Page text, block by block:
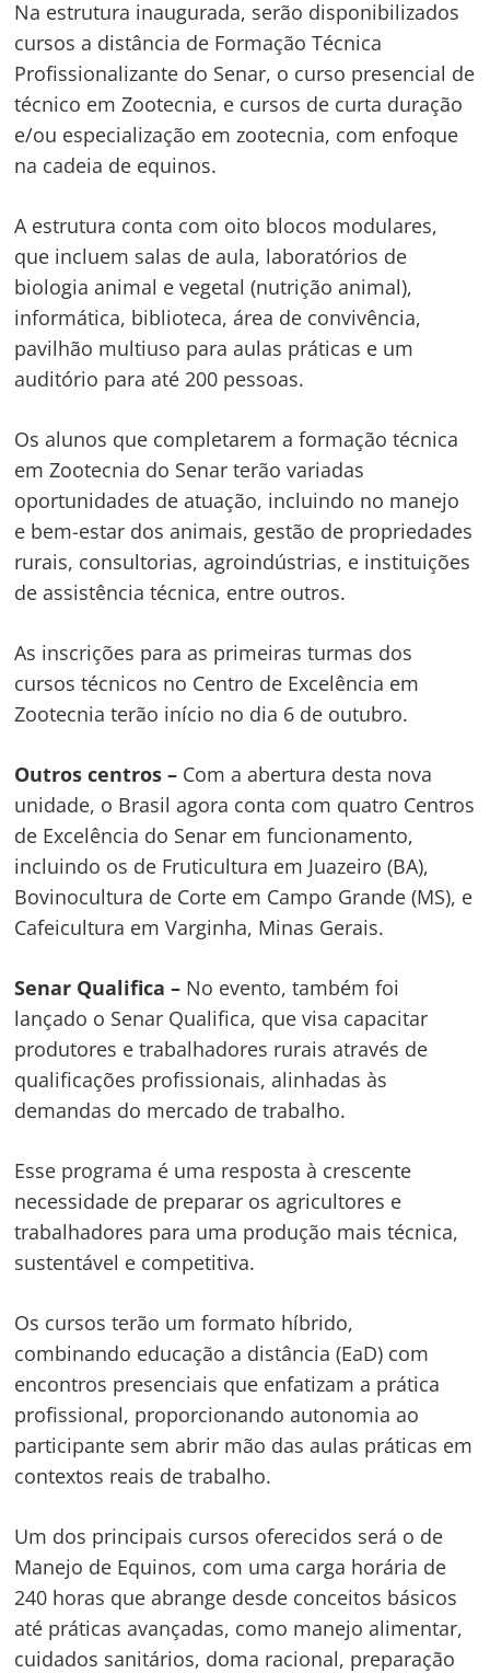
Na estrutura inaugurada, serão disponibilizados
cursos a distância de Formação Técnica
Profissionalizante do Senar, o curso presencial de
técnico em Zootecnia, e cursos de curta duração
e/ou especialização em zootecnia, com enfoque
na cadeia de equinos.
A estrutura conta com oito blocos modulares,
que incluem salas de aula, laboratórios de
biologia animal e vegetal (nutrição animal),
informática, biblioteca, área de convivência,
pavilhão multiuso para aulas práticas e um
auditório para até 200 pessoas.
Os alunos que completarem a formação técnica
em Zootecnia do Senar terão variadas
oportunidades de atuação, incluindo no manejo
e bem-estar dos animais, gestão de propriedades
rurais, consultorias, agroindústrias, e instituições
de assistência técnica, entre outros.
As inscrições para as primeiras turmas dos
cursos técnicos no Centro de Excelência em
Zootecnia terão início no dia 6 de outubro.
Outros centros – Com a abertura desta nova
unidade, o Brasil agora conta com quatro Centros
de Excelência do Senar em funcionamento,
incluindo os de Fruticultura em Juazeiro (BA),
Bovinocultura de Corte em Campo Grande (MS), e
Cafeicultura em Varginha, Minas Gerais.
Senar Qualifica – No evento, também foi
lançado o Senar Qualifica, que visa capacitar
produtores e trabalhadores rurais através de
qualificações profissionais, alinhadas às
demandas do mercado de trabalho.
Esse programa é uma resposta à crescente
necessidade de preparar os agricultores e
trabalhadores para uma produção mais técnica,
sustentável e competitiva.
Os cursos terão um formato híbrido,
combinando educação a distância (EaD) com
encontros presenciais que enfatizam a prática
profissional, proporcionando autonomia ao
participante sem abrir mão das aulas práticas em
contextos reais de trabalho.
Um dos principais cursos oferecidos será o de
Manejo de Equinos, com uma carga horária de
240 horas que abrange desde conceitos básicos
até práticas avançadas, como manejo alimentar,
cuidados sanitários, doma racional, preparação